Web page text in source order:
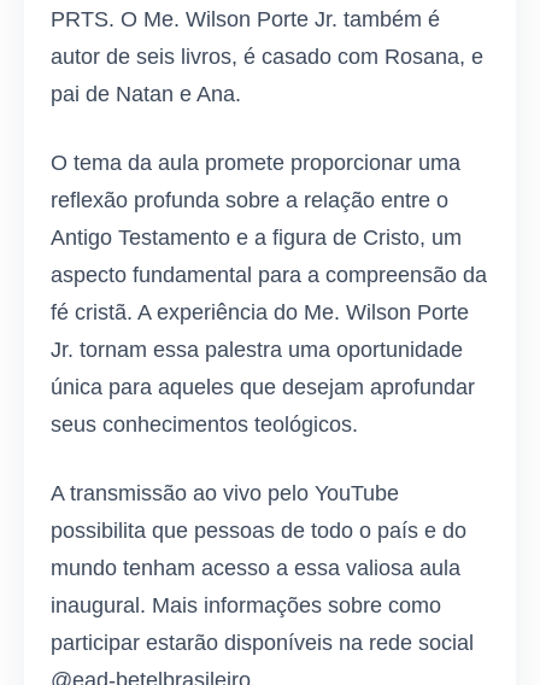
PRTS. O Me. Wilson Porte Jr. também é
autor de seis livros, é casado com Rosana, e
pai de Natan e Ana.
O tema da aula promete proporcionar uma
reflexão profunda sobre a relação entre o
Antigo Testamento e a figura de Cristo, um
aspecto fundamental para a compreensão da
fé cristã. A experiência do Me. Wilson Porte
Jr. tornam essa palestra uma oportunidade
única para aqueles que desejam aprofundar
seus conhecimentos teológicos.
A transmissão ao vivo pelo YouTube
possibilita que pessoas de todo o país e do
mundo tenham acesso a essa valiosa aula
inaugural. Mais informações sobre como
participar estarão disponíveis na rede social
@ead-betelbrasileiro.